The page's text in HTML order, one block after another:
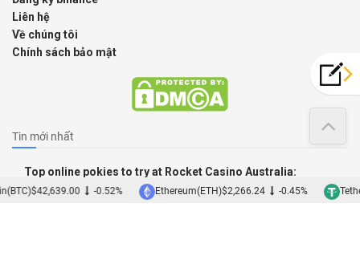
Liên hệ
Về chúng tôi
Chính sách bảo mật
Tin mới nhất
Top online pokies to try at Rocket Casino Australia:
maximize your real money gaming
$42,639.00 -0.52% Ethereum(ETH)$2,266.24 -0.45%